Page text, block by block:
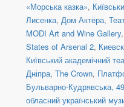
«Морська казка»,
Лисенка, Дом Актёра,
MODI Art and Wine Gallery,
States of Arsenal 2,
Київський академічний
Дніпра, The Crown,
Бульварно-Кудрявська,
обласний український